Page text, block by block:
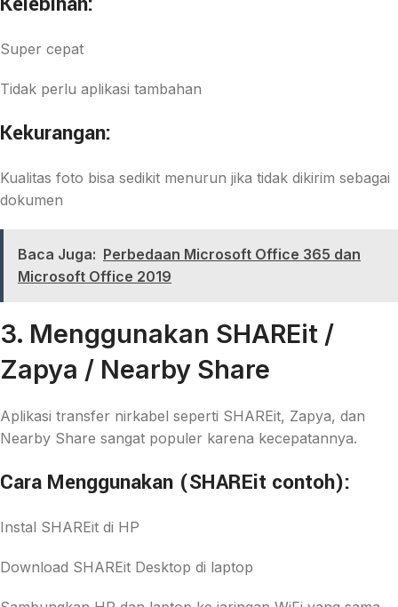
Super cepat
Tidak perlu aplikasi tambahan
Kekurangan:
Kualitas foto bisa sedikit menurun jika tidak dikirim sebagai
dokumen
Baca Juga: Perbedaan Microsoft Office 365 dan
Microsoft Office 2019
3. Menggunakan SHAREit /
Zapya / Nearby Share
Aplikasi transfer nirkabel seperti SHAREit, Zapya, dan
Nearby Share sangat populer karena kecepatannya.
Cara Menggunakan (SHAREit contoh):
Instal SHAREit di HP
Download SHAREit Desktop di laptop